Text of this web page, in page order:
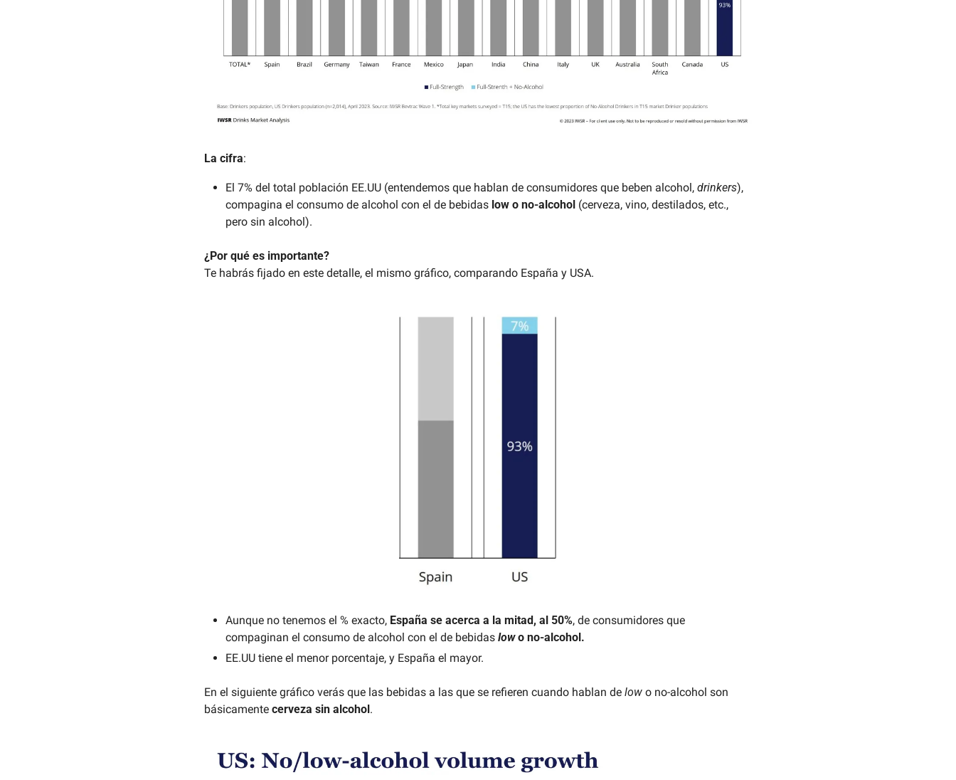
La cifra:
El 7% del total población EE.UU (entendemos que hablan de consumidores que beben alcohol, drinkers),
compagina el consumo de alcohol con el de bebidas low o no-alcohol (cerveza, vino, destilados, etc.,
pero sin alcohol).
¿Por qué es importante?
Te habrás fijado en este detalle, el mismo gráfico, comparando España y USA.
Aunque no tenemos el % exacto, España se acerca a la mitad, al 50%, de consumidores que
compaginan el consumo de alcohol con el de bebidas low o no-alcohol.
EE.UU tiene el menor porcentaje, y España el mayor.
En el siguiente gráfico verás que las bebidas a las que se refieren cuando hablan de low o no-alcohol son
básicamente cerveza sin alcohol .